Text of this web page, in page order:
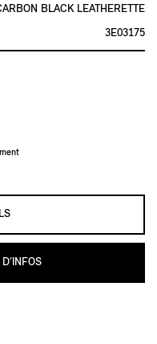
BLACK LEATHERETTE
3E03175